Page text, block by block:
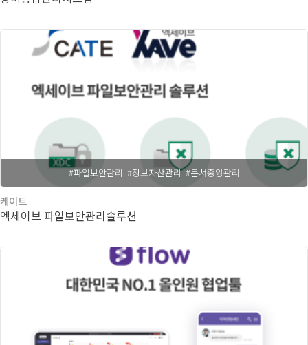
#파일보안관리 #정보자산관리 #문서중앙관리
케이트
엑세이브 파일보안관리솔루션